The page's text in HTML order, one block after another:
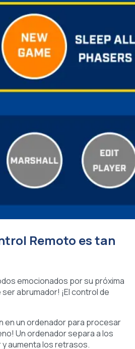
Remoto es tan
emocionados por su próxima
abrumador! ¡El control de
en un ordenador para procesar
Un ordenador separa a los
aumenta los retrasos.